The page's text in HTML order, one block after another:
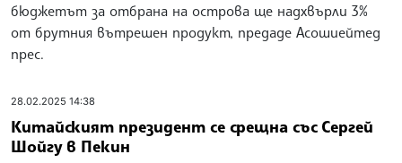
бюджетът за отбрана на острова ще надхвърли 3%
от брутния вътрешен продукт, предаде Асошиейтед
прес.
28.02.2025 14:38
Китайският президент се срещна със Сергей
Шойгу в Пекин